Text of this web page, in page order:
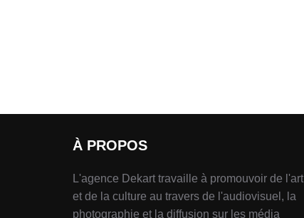
À PROPOS
L'agence Dekart travaille à promouvoir de l'art
et de la culture au travers de l'audiovisuel, la
photographie et la diffusion sur les média